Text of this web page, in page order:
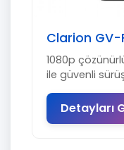
Clarion GV-
1080p
ile güvenli
Detayları